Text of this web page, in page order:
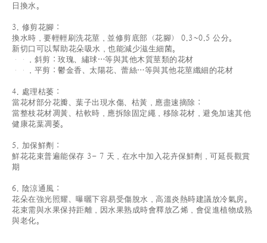
日換水。
3. 修剪花腳：
換水時，要輕輕刷洗花莖，並修剪底部（花腳） 0.3~0.5 公分。
新切口可以幫助花朵吸水，也能減少滋生細菌。
．斜剪：玫瑰、繡球…等與其他木質莖類的花材
．平剪：鬱金香、太陽花、蕾絲…等與其他花莖纖細的花材
4. 處理枯萎：
當花材部分花瓣、葉子出現水傷、枯黃，應盡速摘除；
當整枝花材凋黃、枯軟時，應拆除固定繩，移除花材，避免加速其他
健康花葉凋萎。
5. 加保鮮劑：
鮮花花束普遍能保存 3- 7 天，在水中加入花卉保鮮劑，可延長觀賞
期
6. 陰涼通風：
花朵在強光照耀、曝曬下容易受傷脫水，高溫炎熱時建議放冷氣房。
花束需與水果保持距離，因水果熟成時會釋放乙烯，會促進植物成熟
與老化。